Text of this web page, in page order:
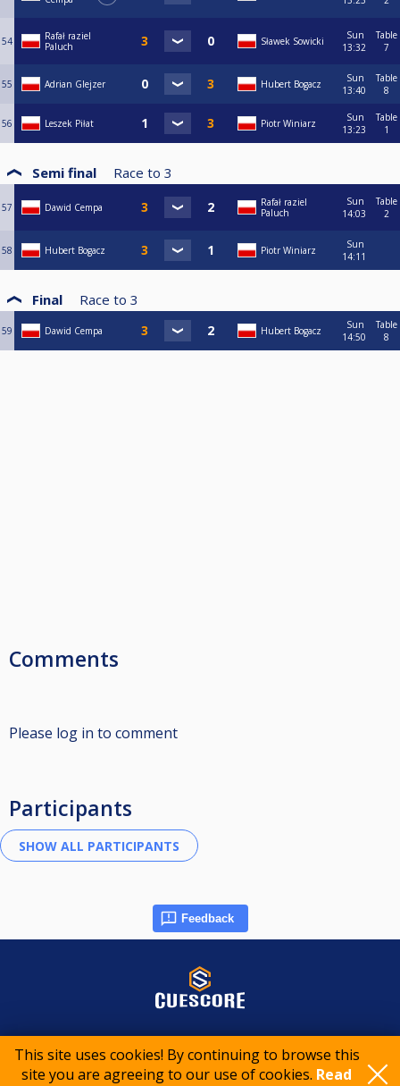
This site uses cookies! By continuing to browse this
site you are agreeing to our use of cookies. Read
54
Rafał raziel
Paluch
Sławek Sowicki
Sun
13:32
Table
7
55 Adrian Glejzer Hubert Bogacz
Sun
13:40
Table
8
56 Leszek Piłat Piotr Winiarz
Sun
13:23
Table
1
Semi final Race to 3
57 Dawid Cempa
Rafał raziel
Paluch
Sun
14:03
Table
2
58 Hubert Bogacz Piotr Winiarz
Sun
14:11
Final Race to 3
59 Dawid Cempa Hubert Bogacz
Sun
14:50
Table
8
Comments
Please log in to comment
Participants
Feedback
© 2015-2026 CueScore International